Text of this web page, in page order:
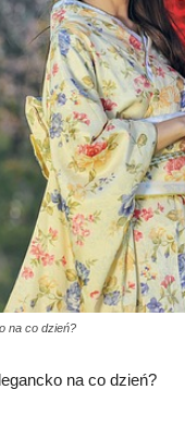
na co dzień?
na co dzień?